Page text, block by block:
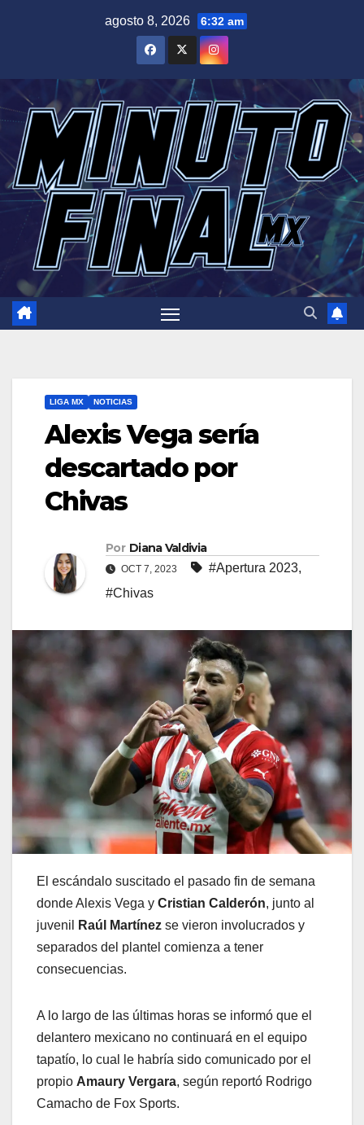
agosto 8, 2026 6:32 am
LIGA MX NOTICIAS
Alexis Vega sería
descartado por
Chivas
Por Diana Valdivia
OCT 7, 2023 #Apertura 2023,
#Chivas
El escándalo suscitado el pasado fin de semana
donde Alexis Vega y Cristian Calderón, junto al
juvenil
Raúl Martínez se vieron involucrados y
separados del plantel comienza a tener
consecuencias.
A lo largo de las últimas horas se informó que el
delantero mexicano no continuará en el equipo
tapatío, lo cual le habría sido comunicado por el
propio Amaury Vergara, según reportó Rodrigo
Camacho de Fox Sports.